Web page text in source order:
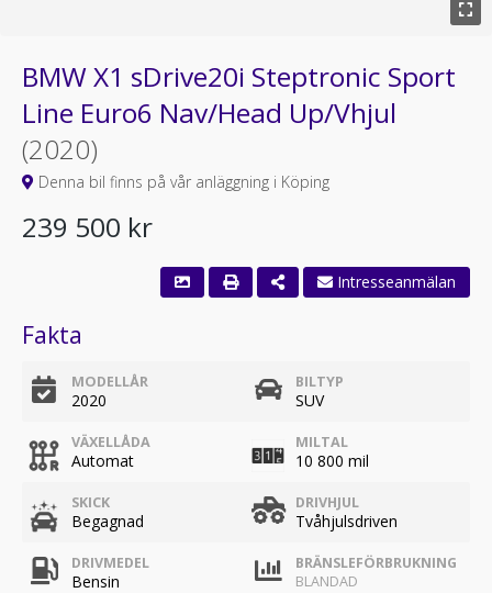
BMW X1 sDrive20i Steptronic Sport
Line Euro6 Nav/Head Up/Vhjul
(2020)
Denna bil finns på vår anläggning i Köping
239 500 kr
Intresseanmälan
Fakta
MODELLÅR
2020
BILTYP
SUV
VÄXELLÅDA
Automat
MILTAL
10 800 mil
SKICK
Begagnad
DRIVHJUL
Tvåhjulsdriven
DRIVMEDEL
Bensin
BRÄNSLEFÖRBRUKNING
BLANDAD